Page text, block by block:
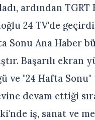
ardından TGRT
24 TV'de
Sonu Ana Haber
Başarılı ekran
ve "24 Hafta Sonu"
devam ettiği
iş, sanat ve